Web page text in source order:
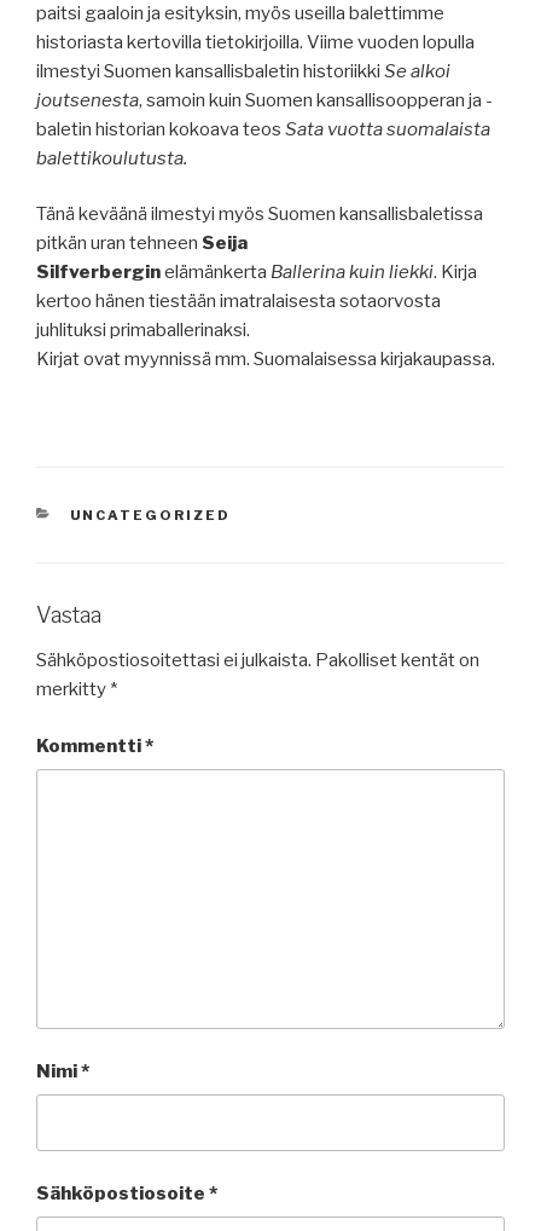
paitsi gaaloin ja esityksin, myös useilla balettimme
historiasta kertovilla tietokirjoilla. Viime vuoden lopulla
ilmestyi Suomen kansallisbaletin historiikki Se alkoi
joutsenesta, samoin kuin Suomen kansallisoopperan ja -
baletin historian kokoava teos Sata vuotta suomalaista
balettikoulutusta.
Tänä keväänä ilmestyi myös Suomen kansallisbaletissa
pitkän uran tehneen Seija
Silfverberginelämänkerta Ballerina kuin liekki. Kirja
kertoo hänen tiestään imatralaisesta sotaorvosta
juhlituksi primaballerinaksi.
Kirjat ovat myynnissä mm. Suomalaisessa kirjakaupassa.
KATEGORIAT
UNCATEGORIZED
Vastaa
Sähköpostiosoitettasi ei julkaista. Pakolliset kentät on
merkitty *
Kommentti*
Nimi*
Sähköpostiosoite *